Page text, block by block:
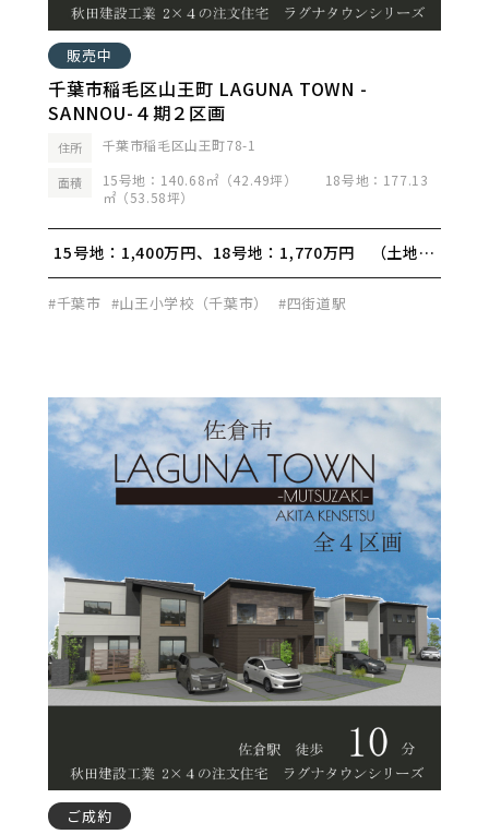
販売中
千葉市稲毛区山王町 LAGUNA TOWN -
SANNOU-４期２区画
住所 千葉市稲毛区山王町78-1
面積
15号地：140.68㎡（42.49坪） 18号地：177.13
㎡（53.58坪）
15号地：1,400万円、18号地：1,770万円 （土地価
格）
#千葉市 #山王小学校（千葉市） #四街道駅
ご成約